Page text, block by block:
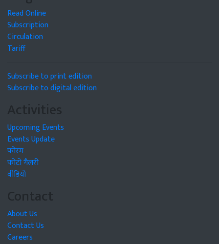
Read Online
Subscription
Circulation
Tariff
Subscribe to print edition
Subscribe to digital edition
Activities
Upcoming Events
Events Update
फोरम
फोटो गैलरी
वीडियो
Contact
About Us
Contact Us
Careers